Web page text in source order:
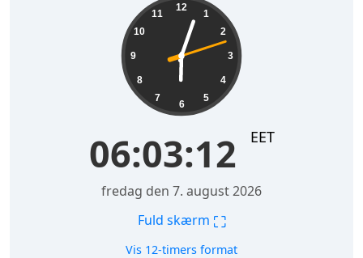
12
1
2
3
4
5
6
7
8
9
10
11
06:03:12 EET
fredag den 7. august 2026
Fuld skærm ⛶
Vis 12-timers format